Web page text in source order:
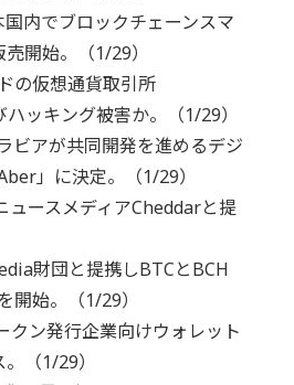
内でブロックチェーンスマ
開始。（1/29）
の仮想通貨取引所
ッキング被害か。（1/29）
ビアが共同開発を進めるデジ
」に決定。（1/29）
ュースメディアCheddarと提
財団と提携しBTCとBCH
開始。（1/29）
クン発行企業向けウォレット
（1/29）